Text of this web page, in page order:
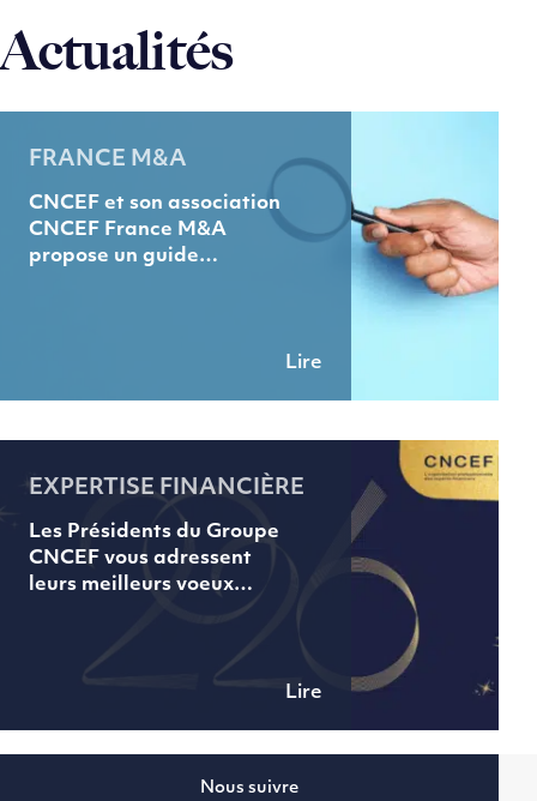
Actualités
FRANCE M&A
CNCEF et son association
CNCEF France M&A
propose un guide…
Lire
EXPERTISE FINANCIÈRE
Les Présidents du Groupe
CNCEF vous adressent
leurs meilleurs voeux…
Lire
Nous suivre